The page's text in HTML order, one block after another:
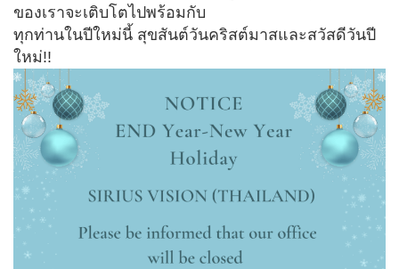
ของเราจะเติบโตไปพร้อมกับ
ทุกท่านในปีใหม่นี้ สุขสันต์วันคริสต์มาสและสวัสดีวันปี
ใหม่!!